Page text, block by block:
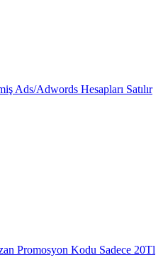
Ads/Adwords Hesapları Satılır
Promosyon Kodu Sadece 20Tl